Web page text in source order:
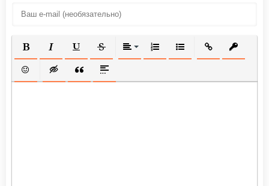
ПОЛУЖИРНЫЙ
КУРСИВПОДЧЕРКНУТЫЙ
ЗАЧЕРКНУТЫЙВЫРАВНИВАНИЕ
НУМЕРОВАННЫЙ СПИСОК
МАРКИРОВАННЫЙ
ВСТАВИТЬ
ВСТАВИТЬ СМАЙЛИК
ВСТАВКА СКРЫТОГО ТЕКСТА
ВСТАВКА ЦИТАТЫ
ВСТАВКА СПОЙЛЕРА